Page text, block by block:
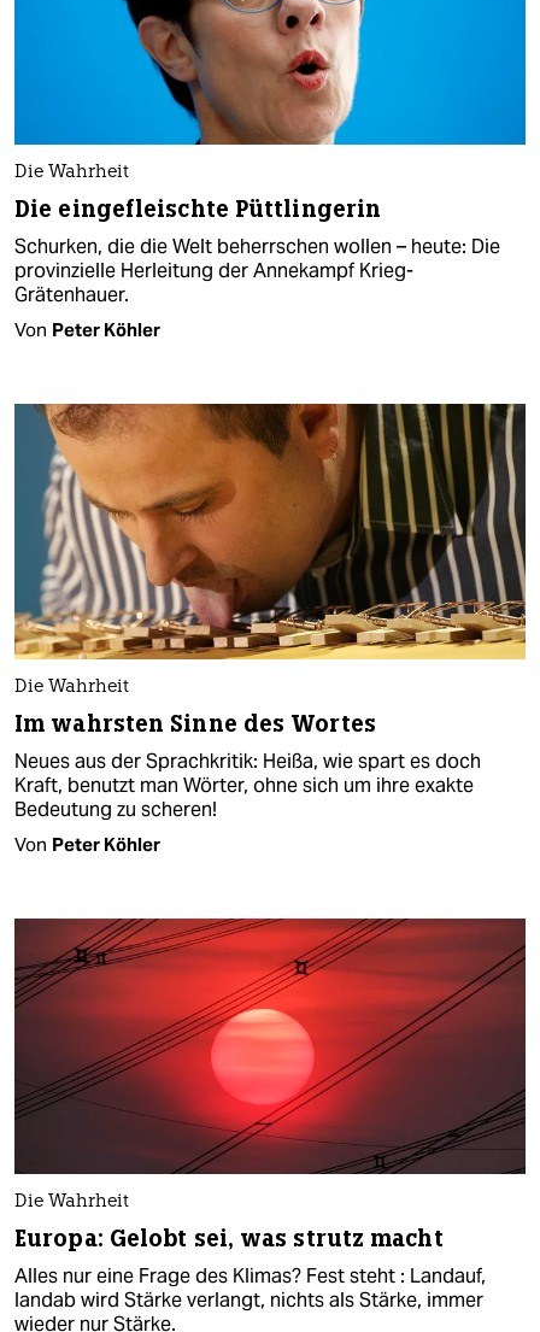
Die Wahrheit
Die eingefleischte Püttlingerin
Schurken, die die Welt beherrschen wollen – heute: Die
provinzielle Herleitung der Annekampf Krieg-
Grätenhauer.
Von Peter Köhler
Die Wahrheit
Im wahrsten Sinne des Wortes
Neues aus der Sprachkritik: Heißa, wie spart es doch
Kraft, benutzt man Wörter, ohne sich um ihre exakte
Bedeutung zu scheren!
Von Peter Köhler
Die Wahrheit
Europa: Gelobt sei, was strutz macht
Alles nur eine Frage des Klimas? Fest steht : Landauf,
landab wird Stärke verlangt, nichts als Stärke, immer
wieder nur Stärke.